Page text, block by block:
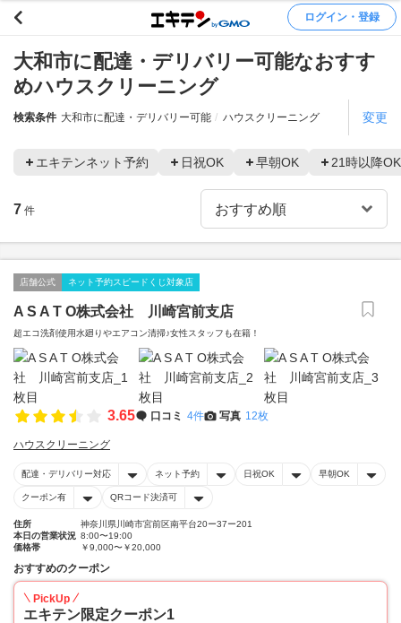
ログイン・登録
大和市に配達・デリバリー可能なおすす
めハウスクリーニング
検索条件 大和市に配達・デリバリー可能 ハウスクリーニング 変更
エキテンネット予約 日祝OK 早朝OK 21時以降OK
7 件
店舗公式 ネット予約スピードくじ対象店
A S A T O株式会社 川崎宮前支店
超エコ洗剤使用水廻りやエアコン清掃♪女性スタッフも在籍！
3.65 口コミ 4件 写真 12枚
ハウスクリーニング
配達・デリバリー対応 ネット予約 日祝OK 早朝OK
クーポン有 QRコード決済可
住所
神奈川県川崎市宮前区南平台20ー37ー201
本日の営業状況 8:00〜19:00
価格帯
￥9,000〜￥20,000
おすすめのクーポン
PickUp
エキテン限定クーポン1